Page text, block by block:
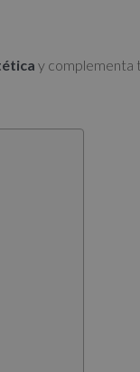
y complementa